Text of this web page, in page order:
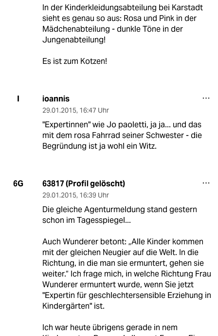
In der Kinderkleidungsabteilung bei Karstadt
sieht es genau so aus: Rosa und Pink in der
Mädchenabteilung - dunkle Töne in der
Jungenabteilung!
Es ist zum Kotzen!
I ioannis
29.01.2015, 16:47 Uhr
"Expertinnen" wie Jo paoletti, ja ja... und das
mit dem rosa Fahrrad seiner Schwester - die
Begründung ist ja wohl ein Witz.
6G 63817 (Profil gelöscht)
29.01.2015, 16:39 Uhr
Die gleiche Agenturmeldung stand gestern
schon im Tagesspiegel...
Auch Wunderer betont: „Alle Kinder kommen
mit der gleichen Neugier auf die Welt. In die
Richtung, in die man sie ermuntert, gehen sie
weiter.“ Ich frage mich, in welche Richtung Frau
Wunderer ermuntert wurde, wenn Sie jetzt
"Expertin für geschlechtersensible Erziehung in
Kindergärten" ist.
Ich war heute übrigens gerade in nem